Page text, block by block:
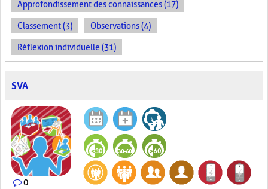
Approfondissement des connaissances (17)
Classement (3) Observations (4)
Réflexion individuelle (31)
SVA
0